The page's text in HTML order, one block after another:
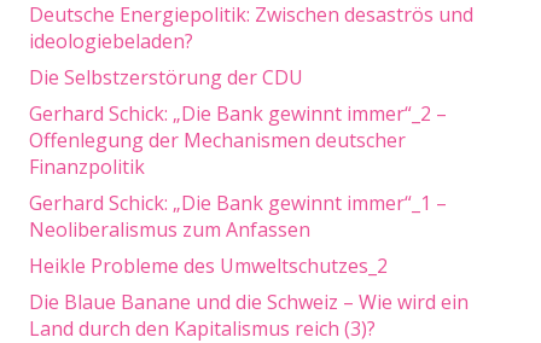
Deutsche Energiepolitik: Zwischen desaströs und
ideologiebeladen?
Die Selbstzerstörung der CDU
Gerhard Schick: „Die Bank gewinnt immer“_2 –
Offenlegung der Mechanismen deutscher
Finanzpolitik
Gerhard Schick: „Die Bank gewinnt immer“_1 –
Neoliberalismus zum Anfassen
Heikle Probleme des Umweltschutzes_2
Die Blaue Banane und die Schweiz – Wie wird ein
Land durch den Kapitalismus reich (3)?